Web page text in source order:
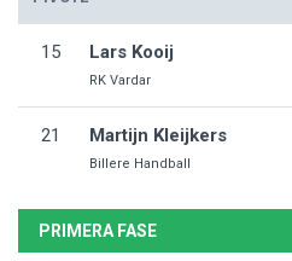
15 Lars Kooij
RK Vardar
21 Martijn Kleijkers
Billere Handball
PRIMERA FASE